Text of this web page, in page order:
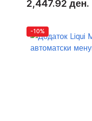
2,447.92 ден.
-10%